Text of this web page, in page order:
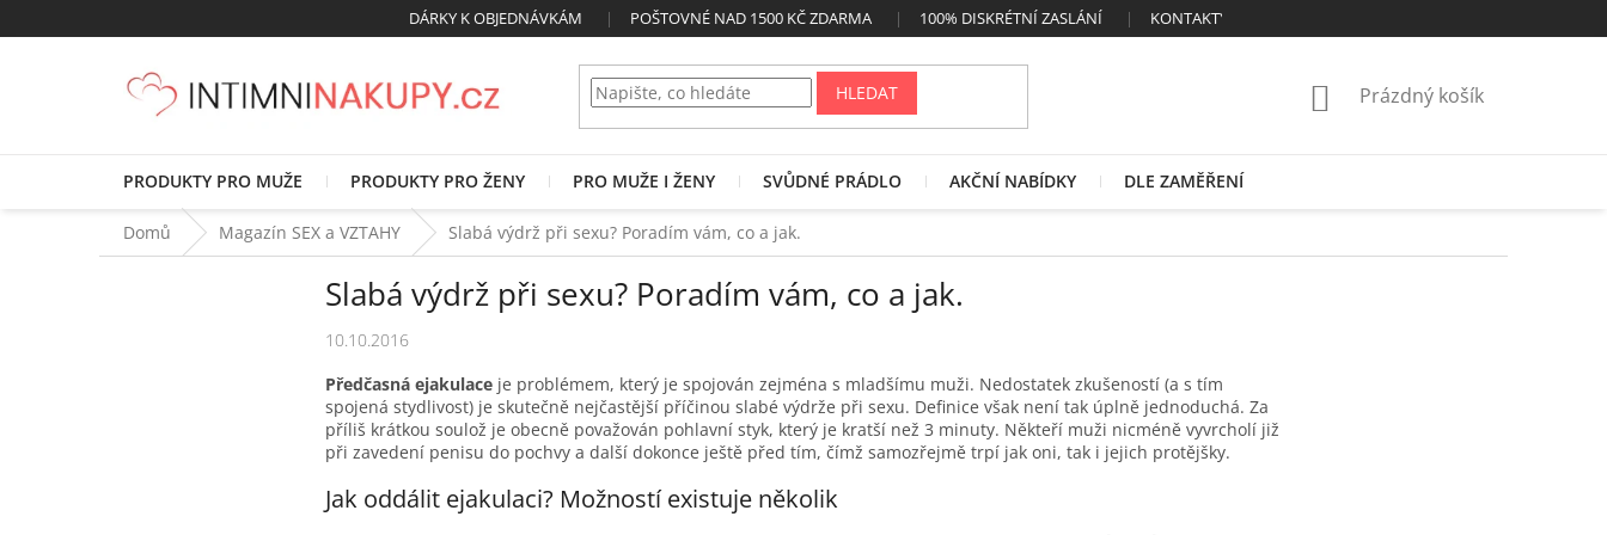
na
DÁRKY K OBJEDNÁVKÁM POŠTOVNÉ NAD 1500 KČ ZDARMA 100% DISKRÉTNÍ ZASLÁNÍ KONTAKTY
HLEDAT
NÁKUPNÍ
Prázdný košík
PRODUKTY PRO MUŽE PRODUKTY PRO ŽENY PRO MUŽE I ŽENY SVŮDNÉ PRÁDLO AKČNÍ NABÍDKY DLE ZAMĚŘENÍ
Domů Magazín SEX a VZTAHY Slabá výdrž při sexu? Poradím vám, co a jak.
Slabá výdrž při sexu? Poradím vám, co a jak.
10.10.2016
Předčasná ejakulace je problémem, který je spojován zejména s mladšímu muži. Nedostatek zkušeností (a s tím
spojená stydlivost) je skutečně nejčastější příčinou slabé výdrže při sexu. Definice však není tak úplně jednoduchá. Za
příliš krátkou soulož je obecně považován pohlavní styk, který je kratší než 3 minuty. Někteří muži nicméně vyvrcholí již
při zavedení penisu do pochvy a další dokonce ještě před tím, čímž samozřejmě trpí jak oni, tak i jejich protějšky.
Jak oddálit ejakulaci? Možností existuje několik